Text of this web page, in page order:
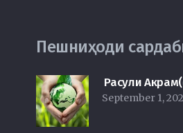
Пешниҳоди
Расули
September 1,